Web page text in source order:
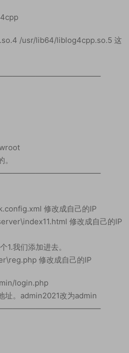
/usr/lib64/liblog4cpp.so.5 这
修改成自己的IP
修改成自己的IP
1.我们添加进去。
修改成自己的IP
login.php
址。admin2021改为admin